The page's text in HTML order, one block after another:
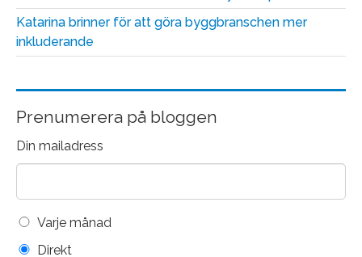
Katarina brinner för att göra byggbranschen mer
inkluderande
Prenumerera på bloggen
Din mailadress
Varje månad
Direkt